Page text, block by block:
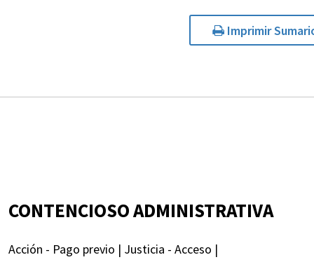
Imprimir
CONTENCIOSO ADMINISTRATIVA
Acción - Pago previo | Justicia - Acceso |